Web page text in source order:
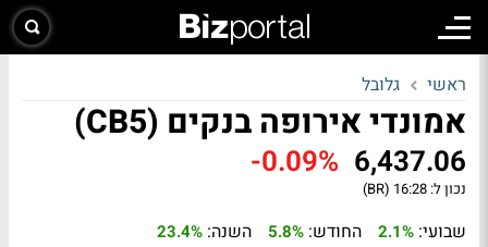
ראשי גלובל
אמונדי אירופה בנקים (CB5)
6,437.06
-0.09%
נכון ל: 16:28 (BR)
שבועי: 2.1% החודש: 5.8% השנה: 23.4%